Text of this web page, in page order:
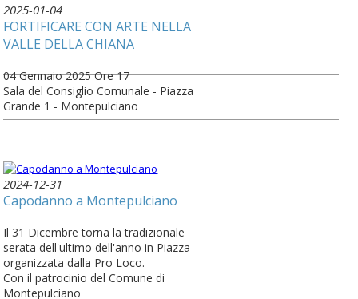
2025-01-04
FORTIFICARE CON ARTE NELLA
VALLE DELLA CHIANA
04 Gennaio 2025 Ore 17
Sala del Consiglio Comunale - Piazza
Grande 1 - Montepulciano
2024-12-31
Capodanno a Montepulciano
Il 31 Dicembre torna la tradizionale
serata dell'ultimo dell'anno in Piazza
organizzata dalla Pro Loco.
Con il patrocinio del Comune di
Montepulciano